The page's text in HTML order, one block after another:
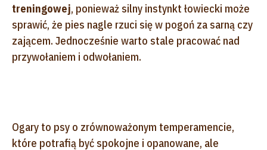
treningowej, ponieważ silny instynkt łowiecki może
sprawić, że pies nagle rzuci się w pogoń za sarną czy
zającem. Jednocześnie warto stale pracować nad
przywołaniem i odwołaniem.
Ogary to psy o zrównoważonym temperamencie,
które potrafią być spokojne i opanowane, ale